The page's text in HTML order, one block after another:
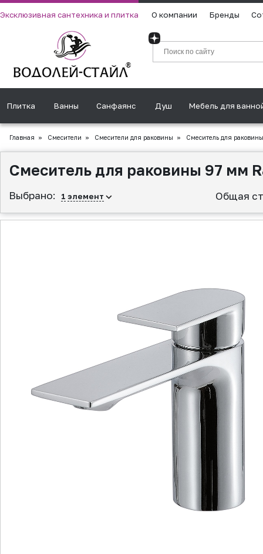
Эксклюзивная сантехника и плитка О компании Бренды
Плитка Ванны Санфаянс Душ Мебель для
Главная » Смесители » Смесители для раковины » Смеситель для
Смеситель для раковины 97 мм
Выбрано: 1 элемент Общая